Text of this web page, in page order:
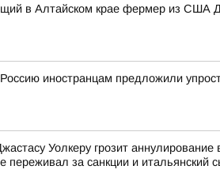
в Алтайском крае фермер из США
иностранцам предложили
Уолкеру грозит
переживал за санкции и итальянский